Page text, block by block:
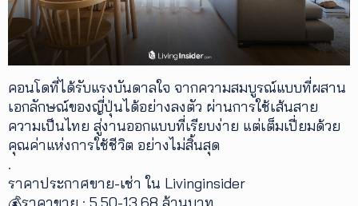
คอนโดที่ได้รับแรงบันดาลใจ จากความสมบูรณ์แบบที่ผสาน
เอกลักษณ์ของญี่ปุ่นได้อย่างลงตัว ผ่านการใช้เส้นสาย
ความเป็นไทย สู่งานออกแบบที่เรียบง่าย แต่เต็มเปี่ยมด้วย
คุณค่าแห่งการใช้ชีวิต อย่างไม่สิ้นสุด
.
ราคาประกาศขาย-เช่า ใน Livinginsider